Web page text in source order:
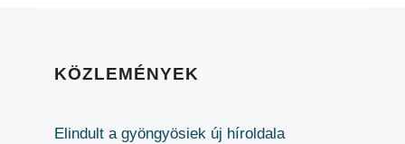
KÖZLEMÉNYEK
Elindult a gyöngyösiek új híroldala